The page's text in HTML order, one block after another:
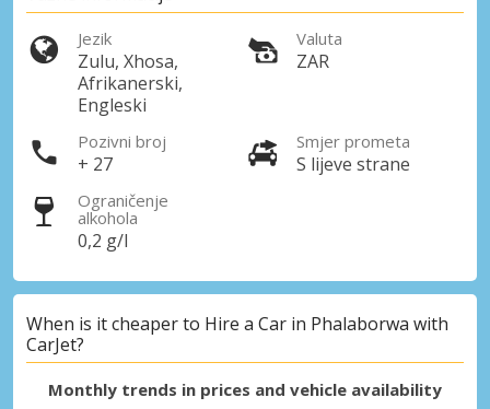
Jezik
Zulu, Xhosa,
Afrikanerski,
Engleski
Valuta
ZAR
Pozivni broj
+ 27
Smjer prometa
S lijeve strane
Ograničenje
alkohola
0,2 g/l
When is it cheaper to Hire a Car in Phalaborwa with
CarJet?
Monthly trends in prices and vehicle availability